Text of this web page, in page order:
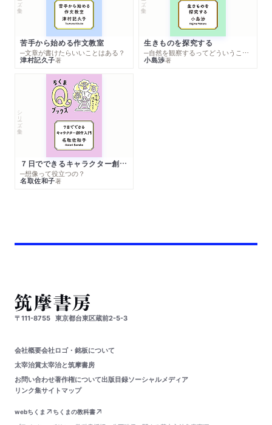
苦手から始める作文教室
─文章が書けたらいいことはある？
津村記久子著
生きものを探究する
─自然を観察するってどういうこと？
小島渉著
シリーズ・全集
７日でできるキャラクター創作入門
─想像って役立つの？
名取佐和子著
〒111-8755 東京都台東区蔵前2-5-3
会社概要会社ロゴ・銘板について
太宰治賞太宰治と筑摩書房
お問い合わせ著作権について出版目録ソーシャルメディア
リンク集サイトマップ
webちくま
ちくまの教科書